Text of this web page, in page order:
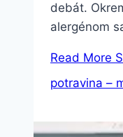
debát.
alergénom
Read More
potravina –